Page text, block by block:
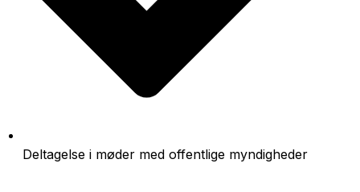
Deltagelse i møder med offentlige myndigheder